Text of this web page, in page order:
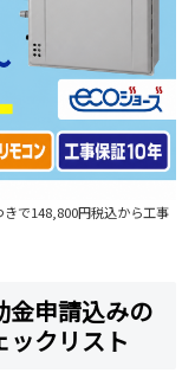
で148,800円税込から工事
金申請込みの
ックリスト